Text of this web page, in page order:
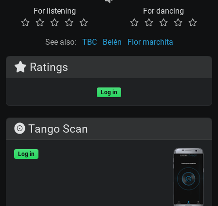
For listening For dancing
See also: TBC Belén Flor marchita
Ratings
Log in
Tango Scan
Log in